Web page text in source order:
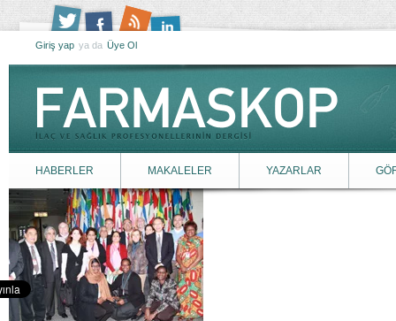
Giriş yap ya da Üye Ol
HABERLER MAKALELER YAZARLAR